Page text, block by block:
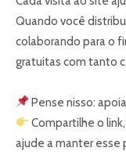
Quando você
colaborando para o
gratuitas com tanto
Pense nisso:
Compartilhe o
ajude a manter esse